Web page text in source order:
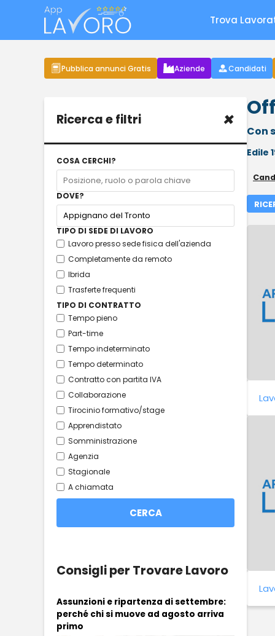
Trova
Pubblica annunci Gratis Aziende Candidati
Ricerca e filtri ×
COSA CERCHI?
DOVE?
TIPO DI SEDE DI LAVORO
Lavoro presso sede fisica dell'azienda
Completamente da remoto
Ibrida
Trasferte frequenti
TIPO DI CONTRATTO
Tempo pieno
Part-time
Tempo indeterminato
Tempo determinato
Contratto con partita IVA
Collaborazione
Tirocinio formativo/stage
Apprendistato
Somministrazione
Agenzia
Stagionale
A chiamata
Consigli per Trovare Lavoro
Assunzioni e ripartenza di settembre:
perché chi si muove ad agosto arriva
primo
Con
Edile